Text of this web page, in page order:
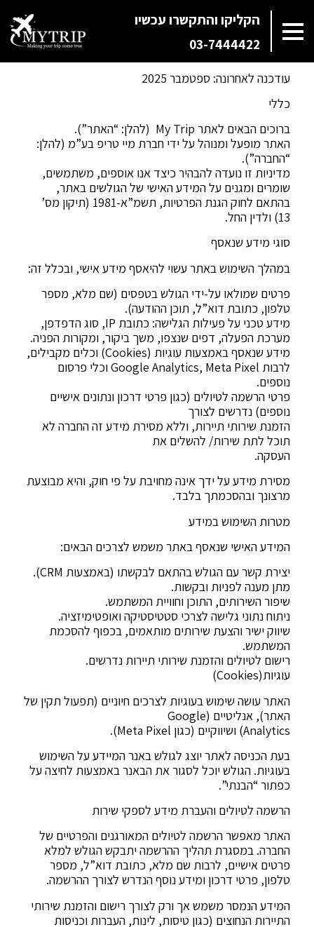
הקליקו והתקשרו עכשיו
03-7444422
מדיניות פרטיות My Trip
עודכנה לאחרונה: ספטמבר 2025
כללי
ברוכים הבאים לאתר My Trip (להלן: “האתר”).
האתר מופעל ומנוהל על ידי חברת מיי טריפ בע”מ (להלן:
“החברה”).
מדיניות זו נועדה להבהיר כיצד אנו אוספים, משתמשים,
שומרים ומגנים על המידע האישי של הגולשים באתר,
בהתאם לחוק הגנת הפרטיות, תשמ”א-1981 (תיקון מס’
13) ולדין החל.
סוגי מידע שנאסף
במהלך השימוש באתר עשוי להיאסף מידע אישי, ובכלל זה:
פרטים שמולאו על-ידי הגולש בטפסים (שם מלא, מספר
טלפון, כתובת דוא”ל, תוכן ההודעה).
מידע טכני על פעילות הגלישה: כתובת IP, סוג הדפדפן,
מערכת הפעלה, דפים שנצפו, משך ביקור, ומקורות הפניה.
מידע שנאסף באמצעות עוגיות (Cookies) וכלים מקבילים,
לרבות Google Analytics, Meta Pixel וכלי פרסום
נוספים.
פרטי הרשמה לטיולים (כגון פרטי דרכון ונתונים אישיים
נוספים) נדרשים לצורך
הזמנת שירותי תיירות, וללא מסירת מידע זה החברה לא
תוכל לתת שירות/ להשלים את
העסקה.
מסירת מידע על ידך אינה מחויבת על פי חוק, והיא מבוצעת
מרצונך ובהסכמתך בלבד.
מטרות השימוש במידע
המידע האישי שנאסף באתר משמש לצרכים הבאים:
יצירת קשר עם הגולש בהתאם לבקשתו (באמצעות CRM).
מתן מענה לפניות ובקשות.
שיפור השירותים, התוכן וחוויית המשתמש.
ניתוח נתוני גלישה לצרכי סטטיסטיקה ואופטימיזציה.
שיווק ישיר והצעת שירותים מותאמים, בכפוף להסכמת
המשתמש.
רישום לטיולים והזמנת שירותי תיירות נדרשים.
עוגיות(Cookies)
האתר עושה שימוש בעוגיות לצרכים חיוניים (תפעול תקין של
האתר), אנליטיים (Google
Analytics) ושיווקיים (כגון Meta Pixel).
בעת הכניסה לאתר יוצג לגולש באנר המיידע על השימוש
בעוגיות. הגולש יוכל לסגור את הבאנר באמצעות לחיצה על
כפתור “הבנתי”.
הרשמה לטיולים והעברת מידע לספקי שירות
האתר מאפשר הרשמה לטיולים המאורגנים והפרטיים של
החברה. במסגרת תהליך ההרשמה יתבקש הגולש למלא
פרטים אישיים, לרבות שם מלא, כתובת דוא”ל, מספר
טלפון, פרטי דרכון ומידע נוסף הנדרש לצורך ההרשמה.
המידע הנמסר משמש אך ורק לצורך רישום והזמנת שירותי
התיירות הנחוצים (כגון טיסות, לינות, העברות וכניסות